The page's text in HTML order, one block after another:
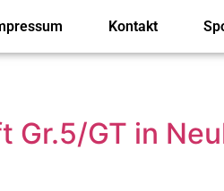
Kontakt
Gr.5/GT in